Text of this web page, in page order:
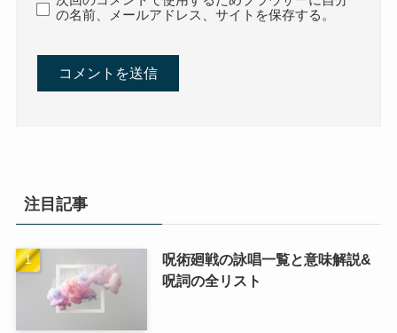
の名前、メールアドレス、サイトを保存する。
注目記事
呪術廻戦の詠唱一覧と意味解説&
呪詞の全リスト